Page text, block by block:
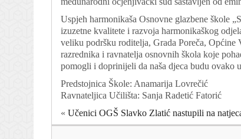
Uspjeh harmonikaša Osnovne glazbene škole
izuzetne kvalitete i razvoja harmonikaškog
veliku podršku roditelja, Grada Poreča,
razrednika i ravnatelja osnovnih škola koje
pomogli i doprinijeli da naša djeca budu ovako
Predstojnica Škole: Anamarija Lovrečić
Ravnateljica Učilišta: Sanja Radetić Fatorić
« Učenici OGŠ Slavko Zlatić nastupili na